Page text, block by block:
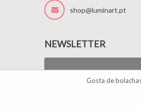
Gosta de
shop@luminart.pt
NEWSLETTER